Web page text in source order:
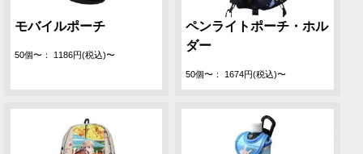
モバイルポーチ
50個〜： 1186円(税込)〜
ペンライトポーチ・ホル
ダー
50個〜： 1674円(税込)〜